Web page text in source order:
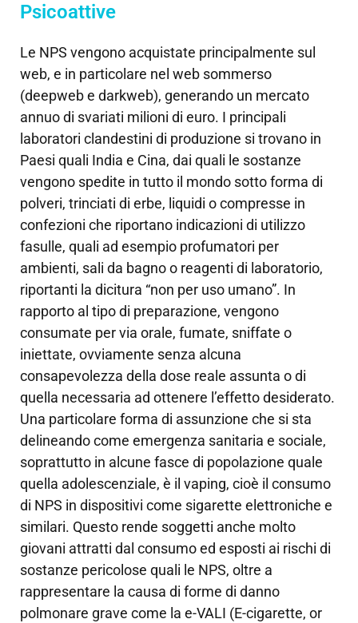
Psicoattive
Le NPS vengono acquistate principalmente sul
web, e in particolare nel web sommerso
(deepweb e darkweb), generando un mercato
annuo di svariati milioni di euro. I principali
laboratori clandestini di produzione si trovano in
Paesi quali India e Cina, dai quali le sostanze
vengono spedite in tutto il mondo sotto forma di
polveri, trinciati di erbe, liquidi o compresse in
confezioni che riportano indicazioni di utilizzo
fasulle, quali ad esempio profumatori per
ambienti, sali da bagno o reagenti di laboratorio,
riportanti la dicitura “non per uso umano”. In
rapporto al tipo di preparazione, vengono
consumate per via orale, fumate, sniffate o
iniettate, ovviamente senza alcuna
consapevolezza della dose reale assunta o di
quella necessaria ad ottenere l’effetto desiderato.
Una particolare forma di assunzione che si sta
delineando come emergenza sanitaria e sociale,
soprattutto in alcune fasce di popolazione quale
quella adolescenziale, è il vaping, cioè il consumo
di NPS in dispositivi come sigarette elettroniche e
similari. Questo rende soggetti anche molto
giovani attratti dal consumo ed esposti ai rischi di
sostanze pericolose quali le NPS, oltre a
rappresentare la causa di forme di danno
polmonare grave come la e-VALI (E-cigarette, or